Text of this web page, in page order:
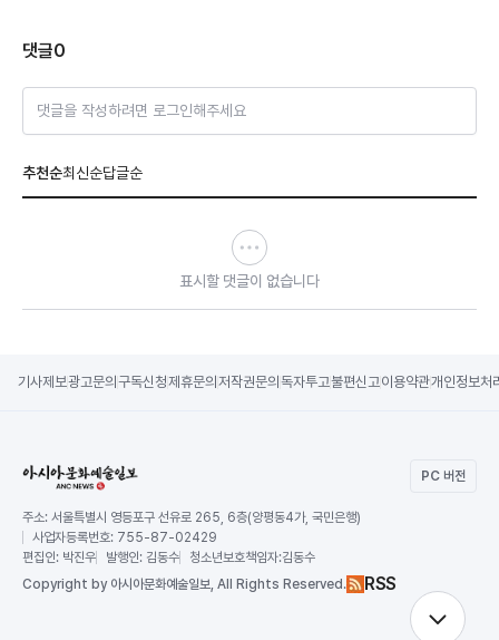
댓글0
댓글을 작성하려면 로그인해주세요
추천순최신순답글순
표시할 댓글이 없습니다
기사제보광고문의 구독신청제휴문의 저작권문의 독자투고불편신고이용약관개인정보처
PC 버전
주소: 서울특별시 영등포구 선유로 265, 6층(양평동4가, 국민은행)
사업자등록번호: 755-87-02429
편집인: 박진우 발행인: 김동수 청소년보호책임자:김동수
Copyright by 아시아문화예술일보, All Rights Reserved. RSS